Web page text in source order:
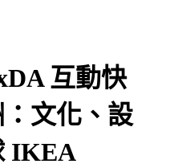
互動快
文化、設
IKEA